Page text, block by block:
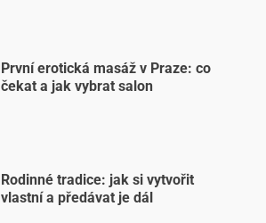
První erotická masáž v Praze: co
čekat a jak vybrat salon
Rodinné tradice: jak si vytvořit
vlastní a předávat je dál